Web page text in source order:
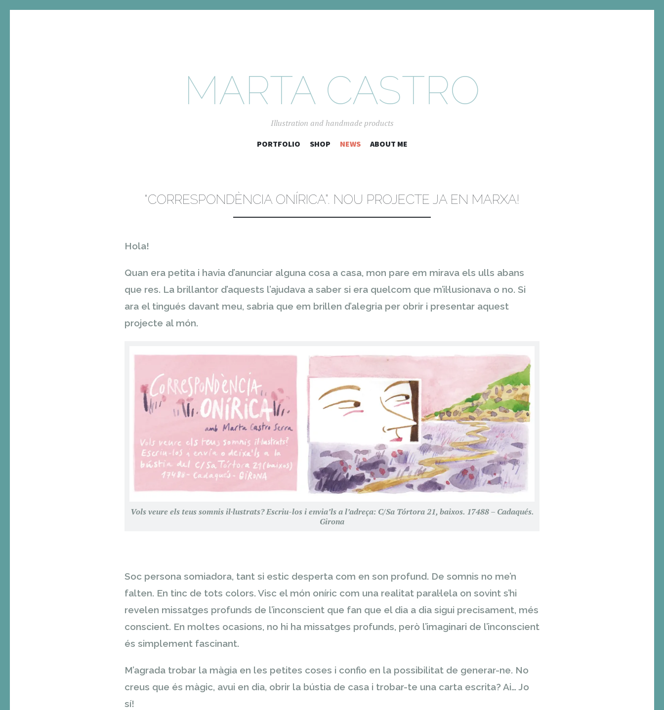
MARTA CASTRO
Illustration and handmade products
SKIP
PORTFOLIO SHOP NEWS ABOUT ME
“CORRESPONDÈNCIA ONÍRICA”. NOU PROJECTE JA EN MARXA!
Hola!
Quan era petita i havia d’anunciar alguna cosa a casa, mon pare em mirava els ulls abans
que res. La brillantor d’aquests l’ajudava a saber si era quelcom que m’il·lusionava o no. Si
ara el tingués davant meu, sabria que em brillen d’alegria per obrir i presentar aquest
projecte al món.
Vols veure els teus somnis il·lustrats? Escriu-los i envia’ls a l’adreça: C/Sa Tórtora 21, baixos. 17488 – Cadaqués.
Girona
Soc persona somiadora, tant si estic desperta com en son profund. De somnis no me’n
falten. En tinc de tots colors. Visc el món oníric com una realitat paral·lela on sovint s’hi
revelen missatges profunds de l’inconscient que fan que el dia a dia sigui precisament, més
conscient. En moltes ocasions, no hi ha missatges profunds, però l’imaginari de l’inconscient
és simplement fascinant.
M’agrada trobar la màgia en les petites coses i confio en la possibilitat de generar-ne. No
creus que és màgic, avui en dia, obrir la bústia de casa i trobar-te una carta escrita? Ai… Jo
sí!